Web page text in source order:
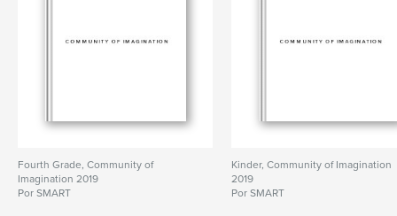
Fourth Grade, Community of
Imagination 2019
Por SMART
Kinder, Community of Imagination
2019
Por SMART